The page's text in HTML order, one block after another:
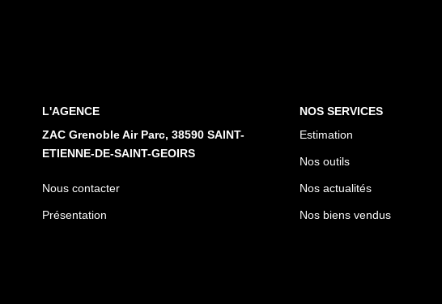
L'AGENCE
ZAC Grenoble Air Parc, 38590 SAINT-
ETIENNE-DE-SAINT-GEOIRS
Nous contacter
Présentation
NOS SERVICES
Estimation
Nos outils
Nos actualités
Nos biens vendus